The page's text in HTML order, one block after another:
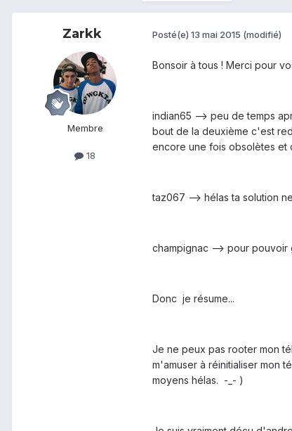
Zarkk
Membre
18
Posté(e) 13 mai 2015 (modifié)
Bonsoir à tous ! Merci pour
indian65 --> peu de temps
bout de la deuxième c'est
encore une fois obsolètes et
taz067 --> hélas ta solution
champignac --> pour pouvoir
Donc je résume...
Je ne peux pas rooter mon
m'amuser à réinitialiser mon
moyens hélas. -_- )